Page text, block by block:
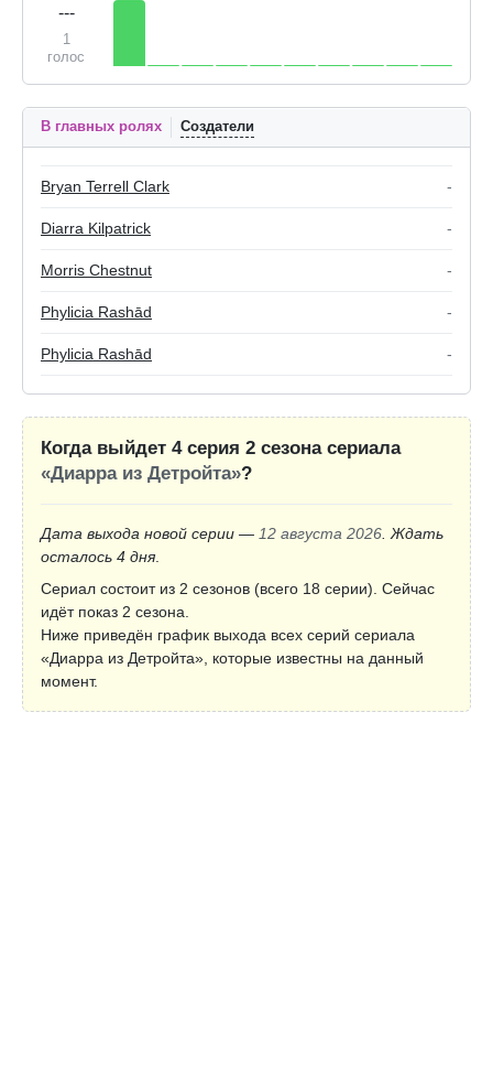
---
1
голос
В главных ролях Создатели
Bryan Terrell Clark -
Diarra Kilpatrick -
Morris Chestnut -
Phylicia Rashād -
Phylicia Rashād -
Когда выйдет 4 серия 2 сезона сериала
«Диарра из Детройта»?
Дата выхода новой серии — 12 августа 2026. Ждать
осталось 4 дня.
Сериал состоит из 2 сезонов (всего 18 серии). Сейчас
идёт показ 2 сезона.
Ниже приведён график выхода всех серий сериала
«Диарра из Детройта», которые известны на данный
момент.